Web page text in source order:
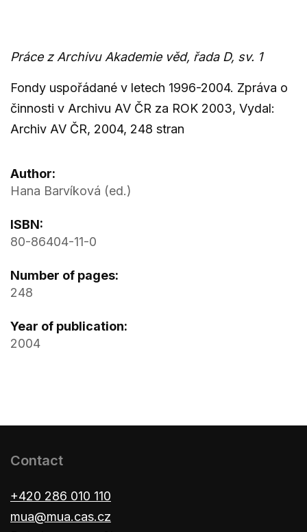
Práce z Archivu Akademie věd, řada D, sv. 1
Fondy uspořádané v letech 1996-2004. Zpráva o
činnosti v Archivu AV ČR za ROK 2003, Vydal:
Archiv AV ČR, 2004, 248 stran
Author:
Hana Barvíková (ed.)
ISBN:
80-86404-11-0
Number of pages:
248
Year of publication:
2004
Contact
+420 286 010 110
mua@mua.cas.cz